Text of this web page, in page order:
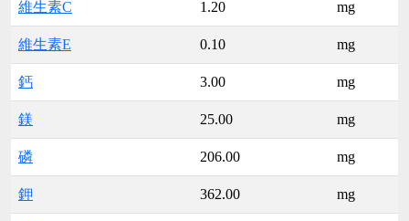
維生素C 1.20 mg
維生素E 0.10 mg
鈣 3.00 mg
鎂 25.00 mg
磷 206.00 mg
鉀 362.00 mg